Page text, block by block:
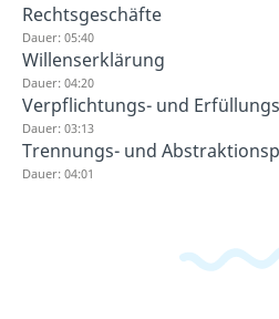
Rechtsgeschäfte
Dauer: 05:40
Willenserklärung
Dauer: 04:20
Verpflichtungs- und
Dauer: 03:13
Trennungs- und
Dauer: 04:01